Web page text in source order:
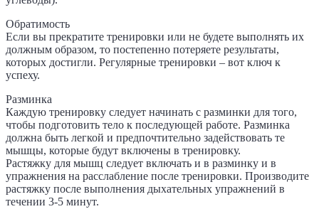
Обратимость
Если вы прекратите тренировки или не будете выполнять их
должным образом, то постепенно потеряете результаты,
которых достигли. Регулярные тренировки – вот ключ к
успеху.
Разминка
Каждую тренировку следует начинать с разминки для того,
чтобы подготовить тело к последующей работе. Разминка
должна быть легкой и предпочтительно задействовать те
мышцы, которые будут включены в тренировку.
Растяжку для мышц следует включать и в разминку и в
упражнения на расслабление после тренировки. Производите
растяжку после выполнения дыхательных упражнений в
течении 3-5 минут.